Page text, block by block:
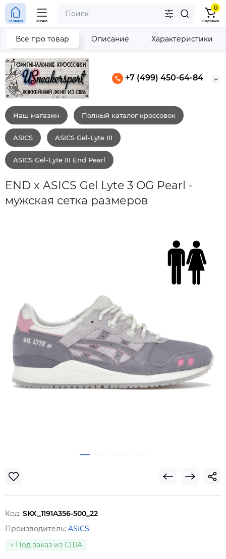
+7 (499) 450-64-84
Главная Меню
0
Корзина
Наш магазин Полный каталог кроссовок
ASICS ASICS Gel-Lyte III
ASICS Gel-Lyte III End Pearl
END x ASICS Gel Lyte 3 OG Pearl -
мужская сетка размеров
Все про товар Описание Характеристики
Код: SKX_1191A356-500_22
Производитель: ASICS
Под заказ из США